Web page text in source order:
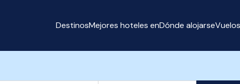
DestinosMejores hoteles enDónde alojarse